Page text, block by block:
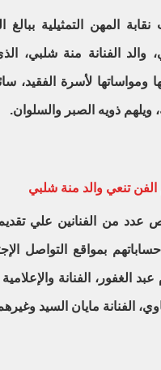
نقابة المهن التمثيلية
والد الفنانة منة شلبي،
ومواساتها لأسرة
ويلهم ذويه الصبر والسلوان.
تنعي والد منة شلبي
عدد من الفنانين علي تقديم
بمواقع التواصل
عبد الغفور، الفنانة
الفنانة مايان السيد